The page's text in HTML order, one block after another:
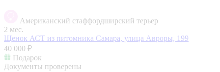
Американский стаффордширский терьер
2 мес.
Щенок АСТ из питомника Самара, улица Авроры, 199
40 000 ₽
Подарок
Документы проверены